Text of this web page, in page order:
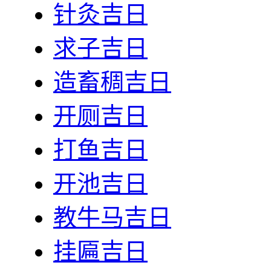
针灸吉日
求子吉日
造畜稠吉日
开厕吉日
打鱼吉日
开池吉日
教牛马吉日
挂匾吉日